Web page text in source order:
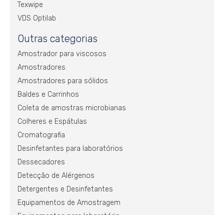
Texwipe
VDS Optilab
Outras categorias
Amostrador para viscosos
Amostradores
Amostradores para sólidos
Baldes e Carrinhos
Coleta de amostras microbianas
Colheres e Espátulas
Cromatografia
Desinfetantes para laboratórios
Dessecadores
Detecção de Alérgenos
Detergentes e Desinfetantes
Equipamentos de Amostragem